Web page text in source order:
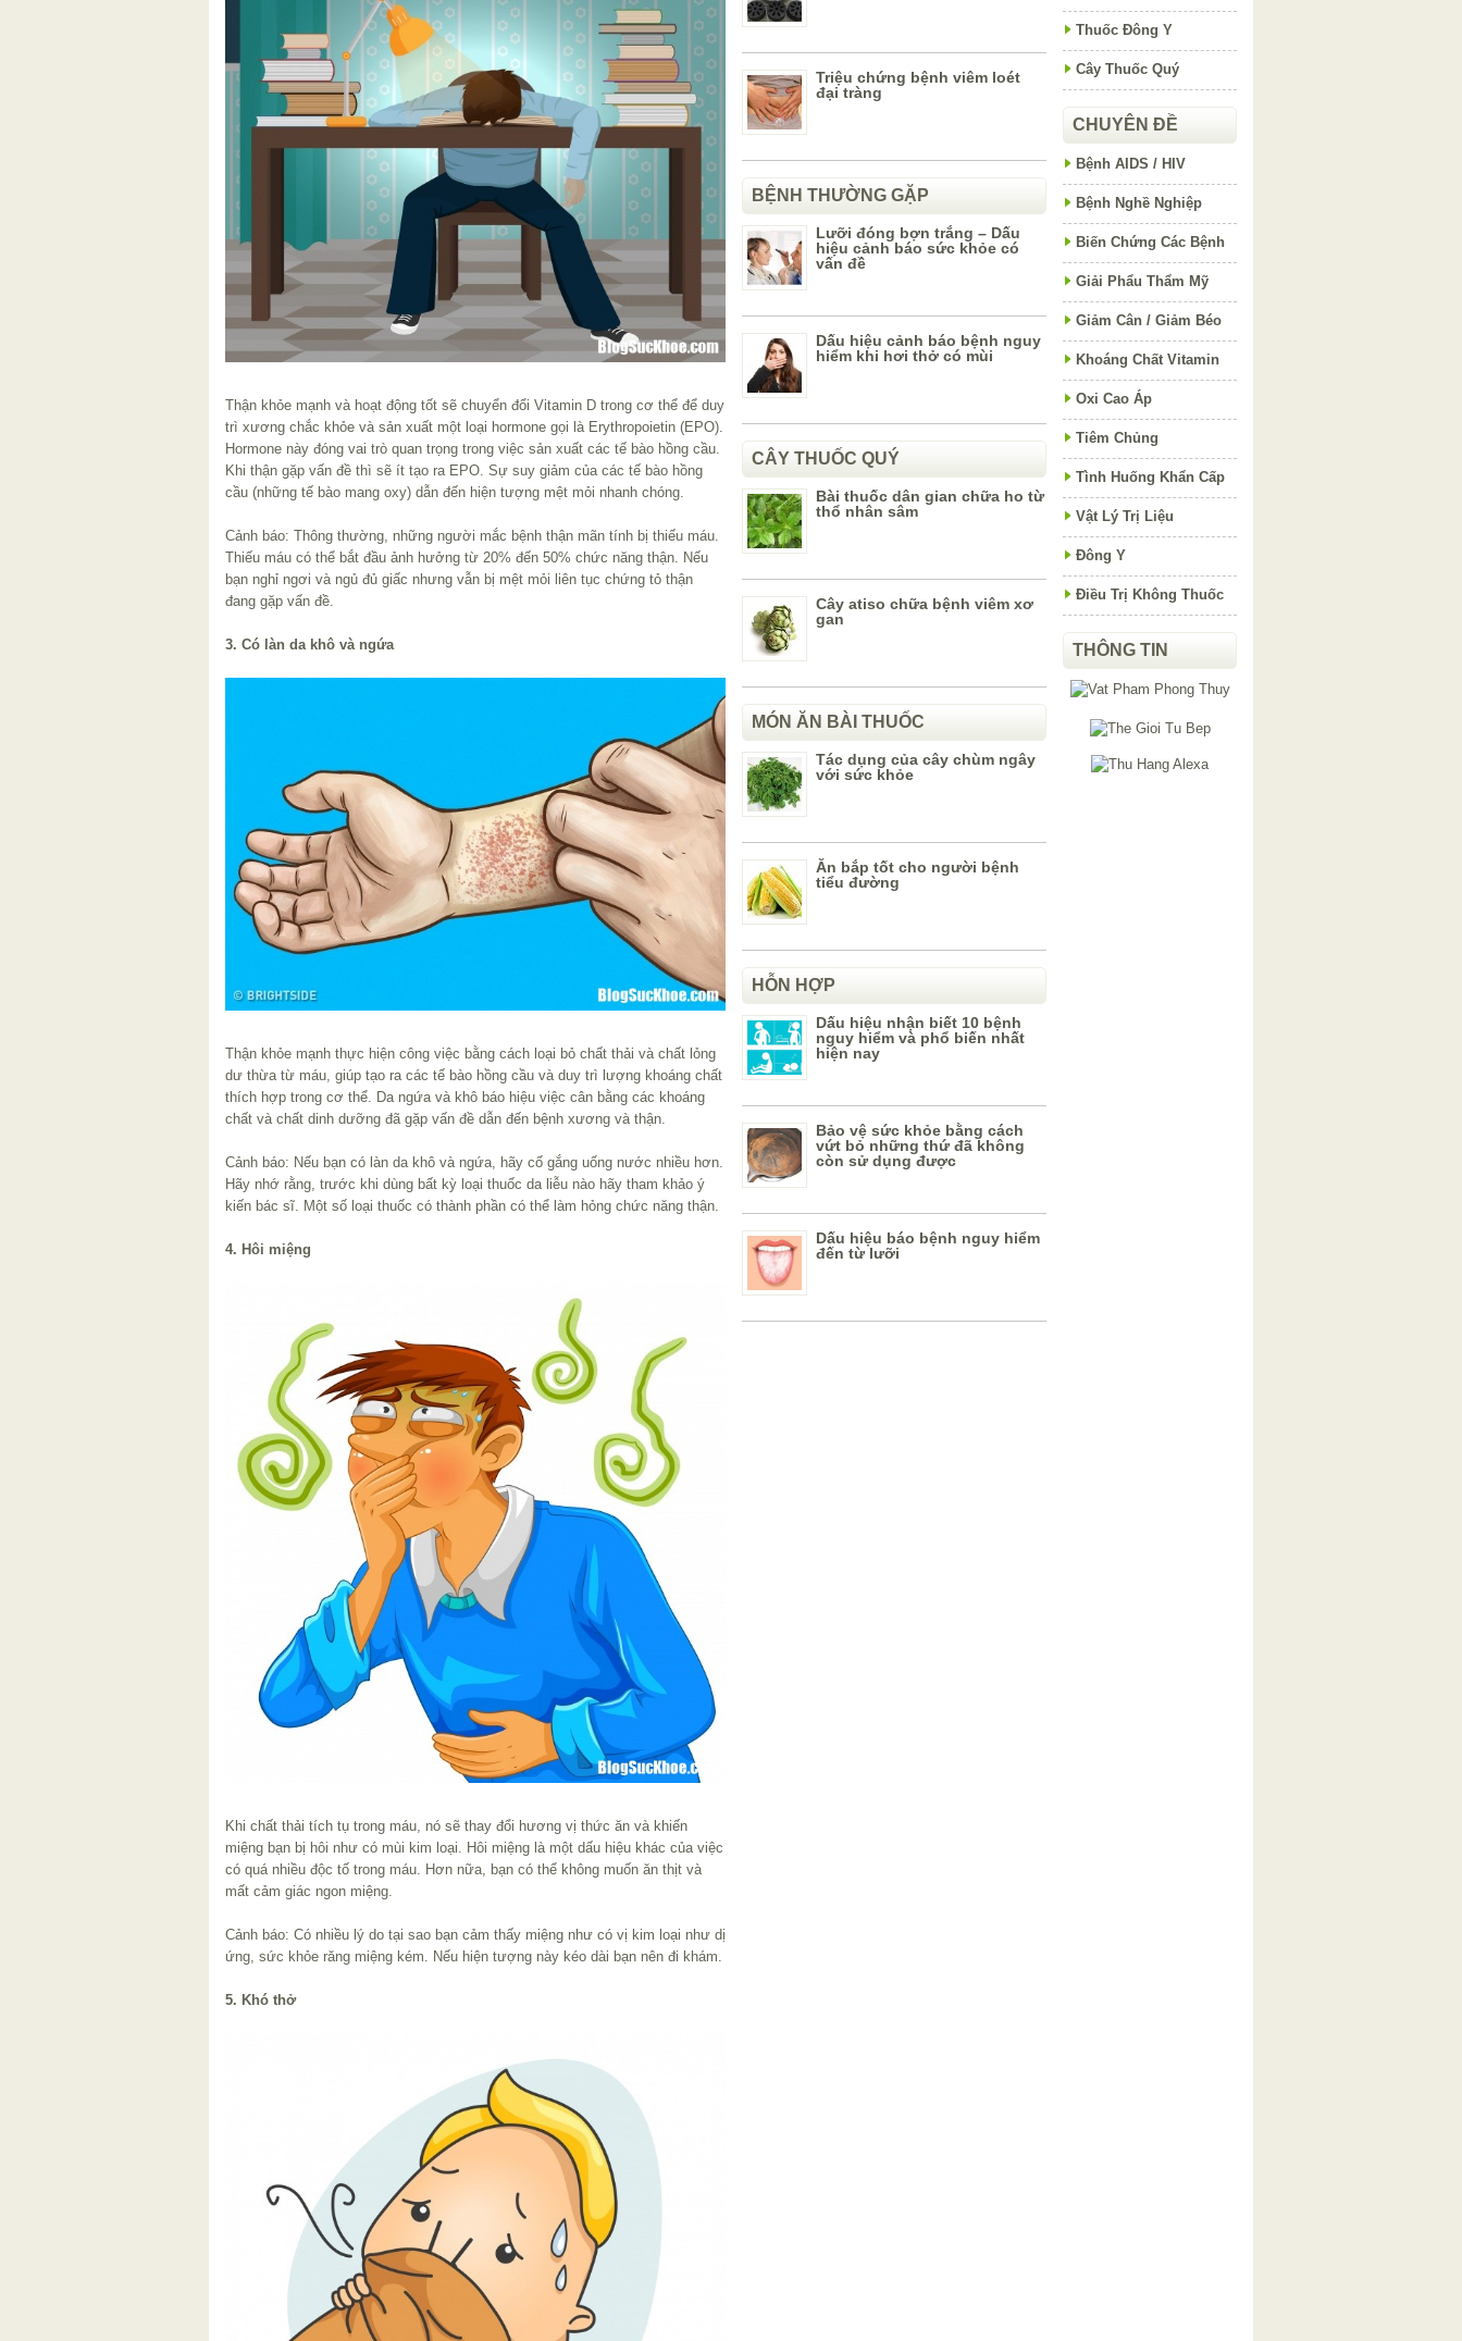
Thận khỏe mạnh và hoạt động tốt sẽ chuyển đổi Vitamin D trong cơ thể để duy
trì xương chắc khỏe và sản xuất một loại hormone gọi là Erythropoietin (EPO).
Hormone này đóng vai trò quan trọng trong việc sản xuất các tế bào hồng cầu.
Khi thận gặp vấn đề thì sẽ ít tạo ra EPO. Sự suy giảm của các tế bào hồng
cầu (những tế bào mang oxy) dẫn đến hiện tượng mệt mỏi nhanh chóng.
Cảnh báo: Thông thường, những người mắc bệnh thận mãn tính bị thiếu máu.
Thiếu máu có thể bắt đầu ảnh hưởng từ 20% đến 50% chức năng thận. Nếu
bạn nghỉ ngơi và ngủ đủ giấc nhưng vẫn bị mệt mỏi liên tục chứng tỏ thận
đang gặp vấn đề.
3. Có làn da khô và ngứa
Thận khỏe mạnh thực hiện công việc bằng cách loại bỏ chất thải và chất lỏng
dư thừa từ máu, giúp tạo ra các tế bào hồng cầu và duy trì lượng khoáng chất
thích hợp trong cơ thể. Da ngứa và khô báo hiệu việc cân bằng các khoáng
chất và chất dinh dưỡng đã gặp vấn đề dẫn đến bệnh xương và thận.
Cảnh báo: Nếu bạn có làn da khô và ngứa, hãy cố gắng uống nước nhiều hơn.
Hãy nhớ rằng, trước khi dùng bất kỳ loại thuốc da liễu nào hãy tham khảo ý
kiến ​​bác sĩ. Một số loại thuốc có thành phần có thể làm hỏng chức năng thận.
4. Hôi miệng
Khi chất thải tích tụ trong máu, nó sẽ thay đổi hương vị thức ăn và khiến
miệng bạn bị hôi như có mùi kim loại. Hôi miệng là một dấu hiệu khác của việc
có quá nhiều độc tố trong máu. Hơn nữa, bạn có thể không muốn ăn thịt và
mất cảm giác ngon miệng.
Cảnh báo: Có nhiều lý do tại sao bạn cảm thấy miệng như có vị kim loại như dị
ứng, sức khỏe răng miệng kém. Nếu hiện tượng này kéo dài bạn nên đi khám.
5. Khó thở
Triệu chứng bệnh viêm loét
đại tràng
BỆNH THƯỜNG GẶP
Lưỡi đóng bợn trắng – Dấu
hiệu cảnh báo sức khỏe có
vấn đề
Dấu hiệu cảnh báo bệnh nguy
hiểm khi hơi thở có mùi
CÂY THUỐC QUÝ
Bài thuốc dân gian chữa ho từ
thổ nhân sâm
Cây atiso chữa bệnh viêm xơ
gan
MÓN ĂN BÀI THUỐC
Tác dụng của cây chùm ngây
với sức khỏe
Ăn bắp tốt cho người bệnh
tiểu đường
HỖN HỢP
Dấu hiệu nhận biết 10 bệnh
nguy hiểm và phổ biến nhất
hiện nay
Bảo vệ sức khỏe bằng cách
vứt bỏ những thứ đã không
còn sử dụng được
Dấu hiệu báo bệnh nguy hiểm
đến từ lưỡi
Thuốc Đông Y
Cây Thuốc Quý
CHUYÊN ĐỀ
Bệnh AIDS / HIV
Bệnh Nghề Nghiệp
Biến Chứng Các Bệnh
Giải Phẩu Thẩm Mỹ
Giảm Cân / Giảm Béo
Khoáng Chất Vitamin
Oxi Cao Áp
Tiêm Chủng
Tình Huống Khẩn Cấp
Vật Lý Trị Liệu
Đông Y
Điều Trị Không Thuốc
THÔNG TIN